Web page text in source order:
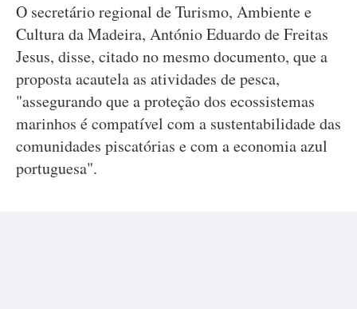
O secretário regional de Turismo, Ambiente e
Cultura da Madeira, António Eduardo de Freitas
Jesus, disse, citado no mesmo documento, que a
proposta acautela as atividades de pesca,
"assegurando que a proteção dos ecossistemas
marinhos é compatível com a sustentabilidade das
comunidades piscatórias e com a economia azul
portuguesa".